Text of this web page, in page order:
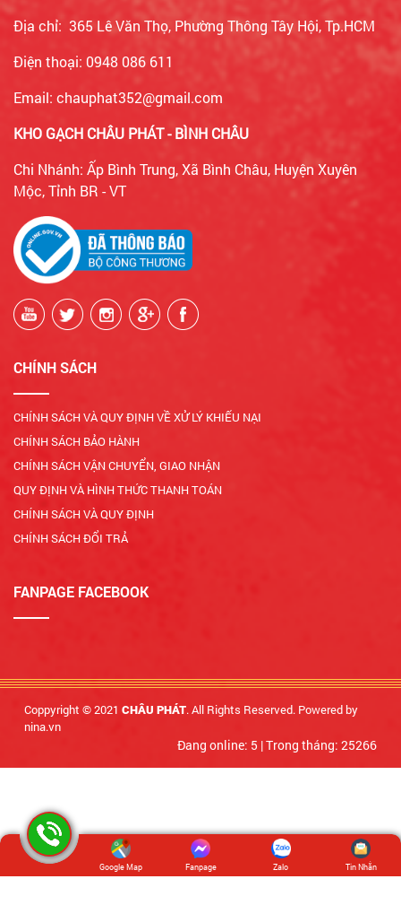
Địa chỉ: 365 Lê Văn Thọ, Phường Thông Tây Hội, Tp.HCM
Điện thoại: 0948 086 611
Email: chauphat352@gmail.com
KHO GẠCH CHÂU PHÁT - BÌNH CHÂU
Chi Nhánh: Ấp Bình Trung, Xã Bình Châu, Huyện Xuyên
Mộc, Tỉnh BR - VT
CHÍNH SÁCH
CHÍNH SÁCH VÀ QUY ĐỊNH VỀ XỬ LÝ KHIẾU NẠI
CHÍNH SÁCH BẢO HÀNH
CHÍNH SÁCH VẬN CHUYỂN, GIAO NHẬN
QUY ĐỊNH VÀ HÌNH THỨC THANH TOÁN
CHÍNH SÁCH VÀ QUY ĐỊNH
CHÍNH SÁCH ĐỔI TRẢ
FANPAGE FACEBOOK
Coppyright © 2021 CHÂU PHÁT. All Rights Reserved. Powered by
nina.vn
Đang online: 5 |Trong tháng: 25266
Google Map Fanpage Zalo Tin Nhắn